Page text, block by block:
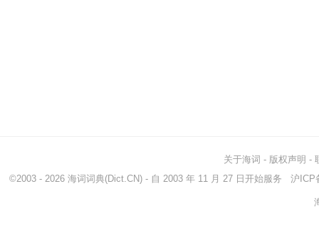
关于海词 - 版权声明 -
©2003 - 2026 海词词典(Dict.CN) - 自 2003 年 11 月 27 日开始服务 沪ICP